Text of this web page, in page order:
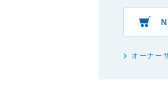
オーナー